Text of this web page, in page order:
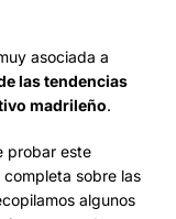
asociada a
las tendencias
madrileño.
probar este
sobre las
algunos